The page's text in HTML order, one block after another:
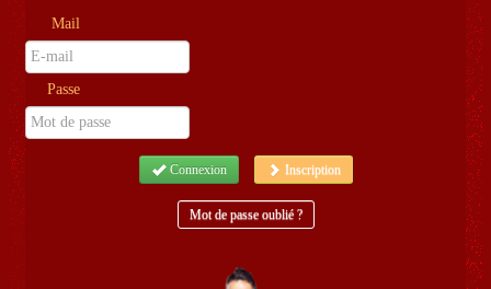
Mail
Passe
Connexion Inscription
Mot de passe oublié ?